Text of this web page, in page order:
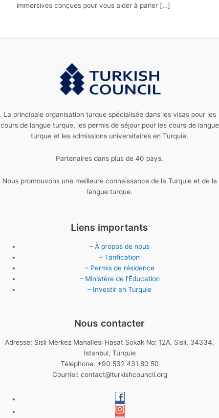
immersives conçues pour vous aider à parler […]
La principale organisation turque spécialisée dans les visas pour les
cours de langue turque, les permis de séjour pour les cours de langue
turque et les admissions universitaires en Turquie.
Partenaires dans plus de 40 pays.
Nous promouvons une meilleure connaissance de la Turquie et de la
langue turque.
Liens importants
–À propos de nous
–Tarification
– Permis de résidence
– Ministère de l’Éducation
– Investir en Turquie
Nous contacter
Adresse: Sisli Merkez Mahallesi Hasat Sokak No: 12A, Sisli, 34334,
Istanbul, Turquie
Téléphone: +90 532 431 80 50
Courriel: contact@turkishcouncil.org